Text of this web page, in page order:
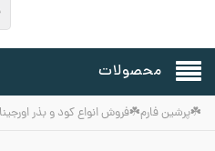
محصولات
☘️پرشین فارم☘️فروش انواع کود و بذر